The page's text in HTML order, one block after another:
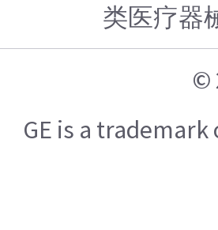
类医疗器
©
GE is a